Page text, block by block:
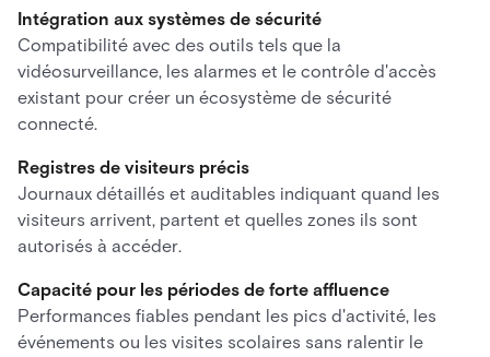
Intégration aux systèmes de sécurité
Compatibilité avec des outils tels que la
vidéosurveillance, les alarmes et le contrôle d'accès
existant pour créer un écosystème de sécurité
connecté.
Registres de visiteurs précis
Journaux détaillés et auditables indiquant quand les
visiteurs arrivent, partent et quelles zones ils sont
autorisés à accéder.
Capacité pour les périodes de forte affluence
Performances fiables pendant les pics d'activité, les
événements ou les visites scolaires sans ralentir le